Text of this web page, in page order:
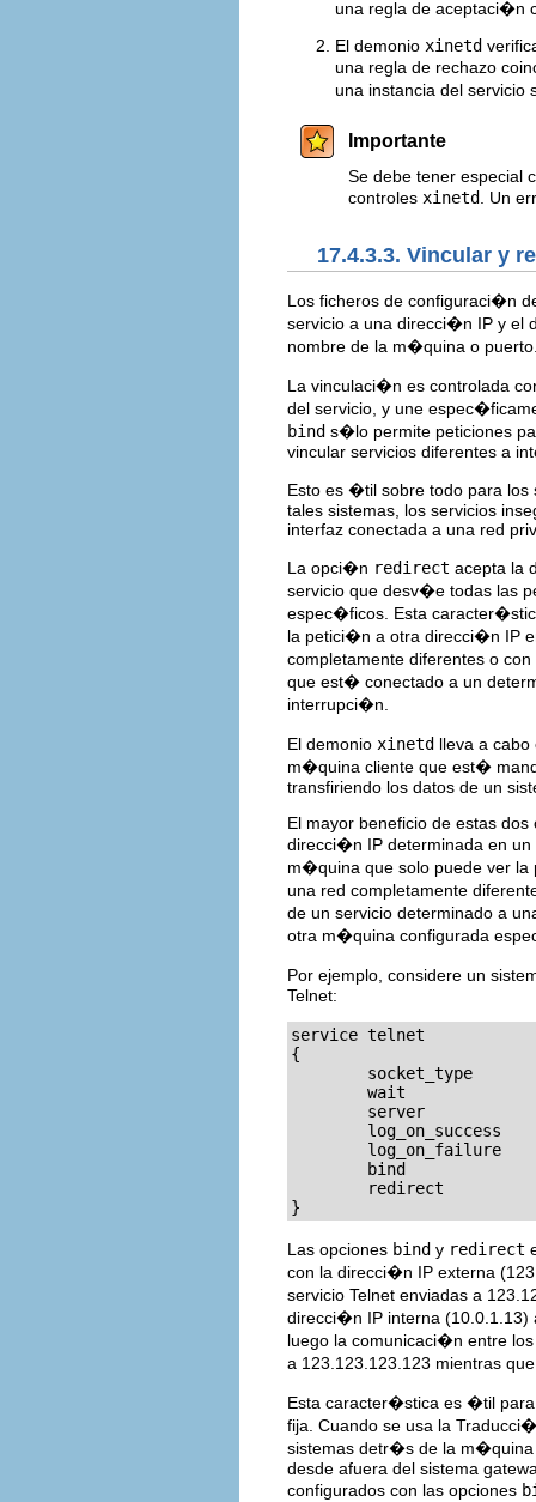
una regla de aceptaci�n
El demonio xinetd
una regla de rechazo
una instancia del servicio
Importante
Se debe tener especial
controles xinetd . Un
17.4.3.3. Vincular y
Los ficheros de configuraci�n
servicio a una direcci�n IP y el
nombre de la m�quina o
La vinculaci�n es controlada
del servicio, y une
bind s�lo permite peticiones
vincular servicios diferentes a
Esto es �til sobre todo para
tales sistemas, los servicios
interfaz conectada a una red
La opci�n redirect acepta la
servicio que desv�e todas las
espec�ficos. Esta
la petici�n a otra direcci�n IP
completamente diferentes o
que est� conectado a un
interrupci�n.
El demonio xinetd lleva a
m�quina cliente que est�
transfiriendo los datos de un
El mayor beneficio de estas
direcci�n IP determinada en un
m�quina que solo puede ver la
una red completamente
de un servicio determinado a
otra m�quina configurada
Por ejemplo, considere un
Telnet:
service telnet
{
        socket_type		= stream
        wait			= no
        server			= /usr/sbin/in.telnetd
        log_on_success		+= DURATION USERID
        log_on_failure		+= USERID
bind
redirect
}
Las opciones bind y redirect
con la direcci�n IP externa
servicio Telnet enviadas a
direcci�n IP interna (10.0.1.13)
luego la comunicaci�n entre
a 123.123.123.123 mientras
Esta caracter�stica es �til
fija. Cuando se usa la
sistemas detr�s de la m�quina
desde afuera del sistema
configurados con las opciones